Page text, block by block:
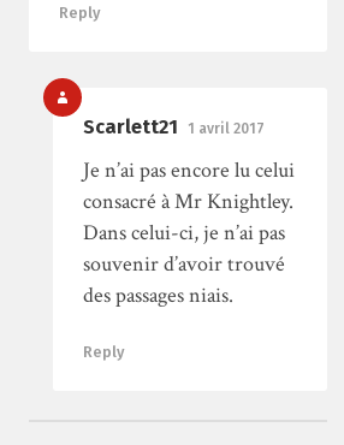
Reply
Scarlett21 1 avril 2017
Je n’ai pas encore lu celui
consacré à Mr Knightley.
Dans celui-ci, je n’ai pas
souvenir d’avoir trouvé
des passages niais.
Reply